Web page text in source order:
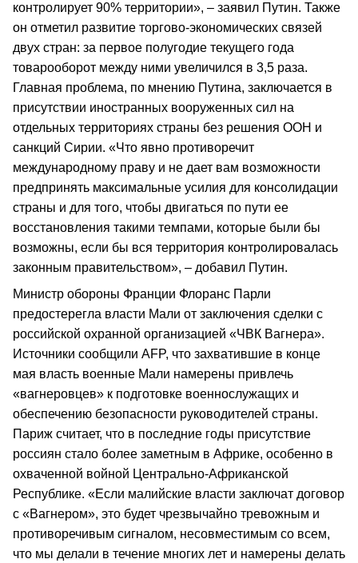
контролирует 90% территории», – заявил Путин. Также
он отметил развитие торгово-экономических связей
двух стран: за первое полугодие текущего года
товарооборот между ними увеличился в 3,5 раза.
Главная проблема, по мнению Путина, заключается в
присутствии иностранных вооруженных сил на
отдельных территориях страны без решения ООН и
санкций Сирии. «Что явно противоречит
международному праву и не дает вам возможности
предпринять максимальные усилия для консолидации
страны и для того, чтобы двигаться по пути ее
восстановления такими темпами, которые были бы
возможны, если бы вся территория контролировалась
законным правительством», – добавил Путин.
Министр обороны Франции Флоранс Парли
предостерегла власти Мали от заключения сделки с
российской охранной организацией «ЧВК Вагнера».
Источники сообщили AFP, что захватившие в конце
мая власть военные Мали намерены привлечь
«вагнеровцев» к подготовке военнослужащих и
обеспечению безопасности руководителей страны.
Париж считает, что в последние годы присутствие
россиян стало более заметным в Африке, особенно в
охваченной войной Центрально-Африканской
Республике. «Если малийские власти заключат договор
с «Вагнером», это будет чрезвычайно тревожным и
противоречивым сигналом, несовместимым со всем,
что мы делали в течение многих лет и намерены делать